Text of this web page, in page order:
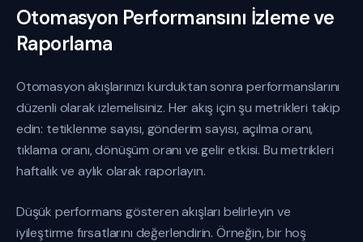
Otomasyon Performansını İzleme ve
Raporlama
Otomasyon akışlarınızı kurduktan sonra performanslarını
düzenli olarak izlemelisiniz. Her akış için şu metrikleri takip
edin: tetiklenme sayısı, gönderim sayısı, açılma oranı,
tıklama oranı, dönüşüm oranı ve gelir etkisi. Bu metrikleri
haftalık ve aylık olarak raporlayın.
Düşük performans gösteren akışları belirleyin ve
iyileştirme fırsatlarını değerlendirin. Örneğin, bir hoş